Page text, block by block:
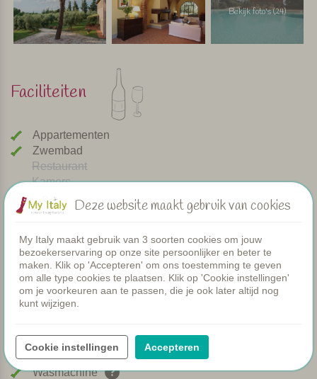
Bekijk foto's (24)
Faciliteiten
Appartementen
Zwembad
Restaurant
Kamers
Peuterbadje
Gezamenlijke diners
Verwarmd zwembad
Ontbijt
Airco
Speeltuintje
Brood service
Honden welkom
Kookcursus
Wasmachine
Deze website maakt gebruik van cookies
My Italy maakt gebruik van 3 soorten cookies om jouw
bezoekerservaring op onze site persoonlijker en beter te
maken. Klik op 'Accepteren' om ons toestemming te geven
om alle type cookies te plaatsen. Klik op 'Cookie instellingen'
om je voorkeuren aan te passen, die je ook later altijd nog
kunt wijzigen.
Cookie instellingen Accepteren